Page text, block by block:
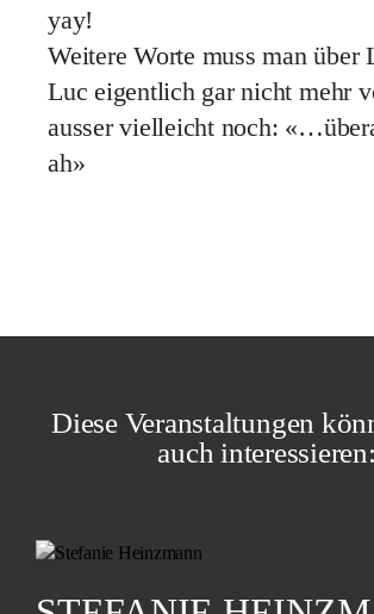
yay!
Weitere Worte muss man über
Luc eigentlich gar nicht mehr
ausser vielleicht noch:
ah»
Diese Veranstaltungen
auch interessieren: